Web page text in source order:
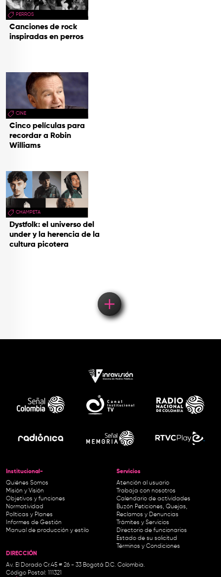
PERROS
Canciones de rock
inspiradas en perros
CINE
Cinco películas para
recordar a Robin
Williams
CHAMPETA
Dystfolk: el universo del
under y la herencia de la
cultura picotera
Institucional-
Quiénes Somos
Misión y Visión
Objetivos y funciones
Normatividad
Políticas y Planes
Informes de Gestión
Manual de producción y estilo
Servicios
Atención al usuario
Trabaja con nosotros
Calendario de actividades
Buzón Peticiones, Quejas,
Reclamos y Denuncias
Trámites y Servicios
Directorio de funcionarios
Estado de su solicitud
Términos y Condiciones
DIRECCIÓN
Av. El Dorado Cr.45 # 26 - 33 Bogotá D.C. Colombia.
Código Postal: 111321